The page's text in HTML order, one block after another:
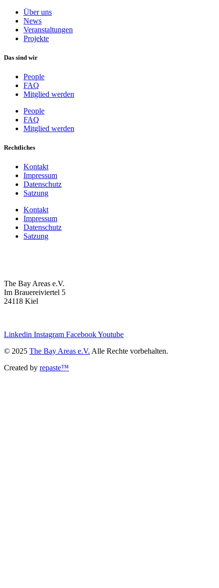
Über uns
News
Veranstaltungen
Projekte
Das sind wir
People
FAQ
Mitglied werden
People
FAQ
Mitglied werden
Rechtliches
Kontakt
Impressum
Datenschutz
Satzung
Kontakt
Impressum
Datenschutz
Satzung
The Bay Areas e.V.
Im Brauereiviertel 5
24118 Kiel
Linkedin Instagram FacebookYoutube
© 2025 The Bay Areas e.V. Alle Rechte vorbehalten.
Created by repaste™